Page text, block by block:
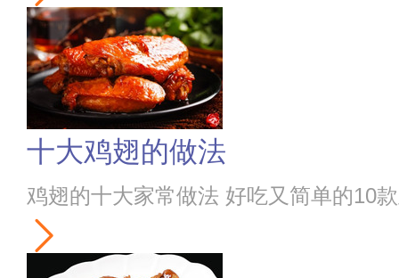
十大鸡翅的做法
鸡翅的十大家常做法 好吃又简单的10